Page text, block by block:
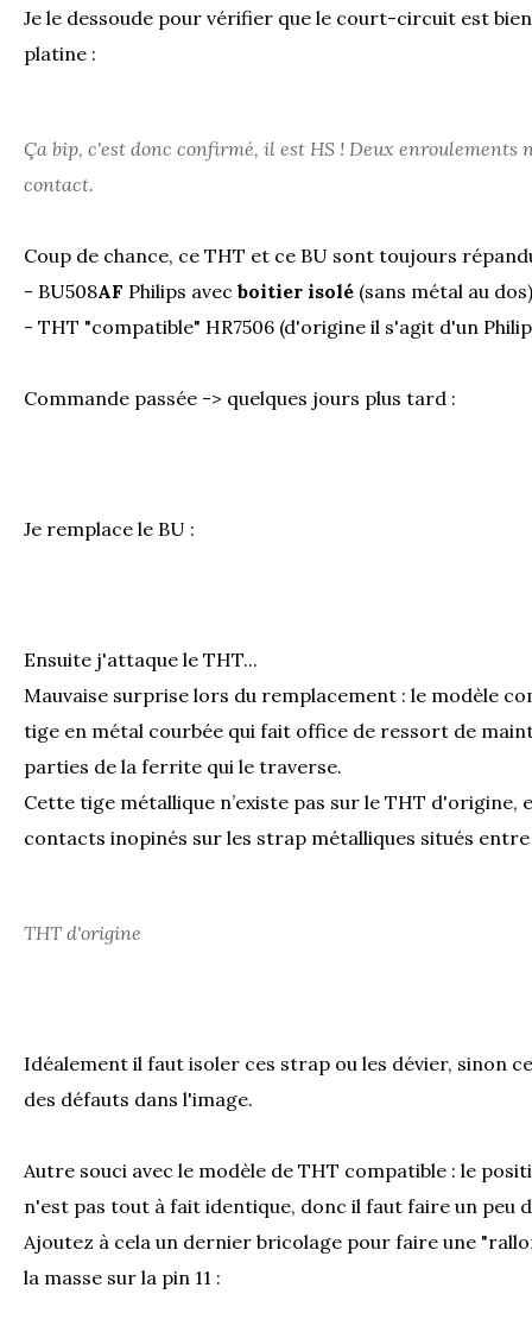
Je le dessoude pour vérifier que le court-circuit est
platine :
Ça bip, c'est donc confirmé, il est HS ! Deux enroulements
contact.
Coup de chance, ce THT et ce BU sont toujours
- BU508AF Philips avec boitier isolé (sans métal au dos)
- THT "compatible" HR7506 (d'origine il s'agit d'un
Commande passée -> quelques jours plus tard :
Je remplace le BU :
Ensuite j'attaque le THT...
Mauvaise surprise lors du remplacement : le modèle
tige en métal courbée qui fait office de ressort de
parties de la ferrite qui le traverse.
Cette tige métallique n’existe pas sur le THT d'origine,
contacts inopinés sur les strap métalliques situés
THT d'origine
Idéalement il faut isoler ces strap ou les dévier, sinon
des défauts dans l'image.
Autre souci avec le modèle de THT compatible : le
n'est pas tout à fait identique, donc il faut faire un peu
Ajoutez à cela un dernier bricolage pour faire une
la masse sur la pin 11 :